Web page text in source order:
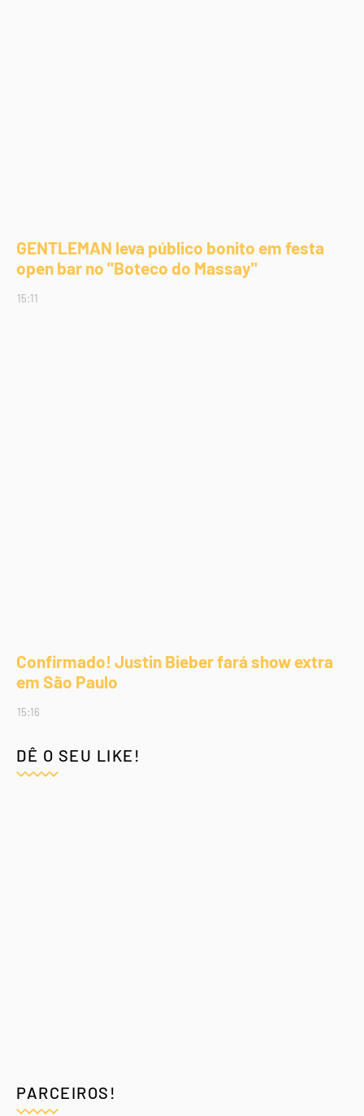
GENTLEMAN leva público bonito em festa
open bar no "Boteco do Massay"
15:11
Confirmado! Justin Bieber fará show extra
em São Paulo
15:16
DÊ O SEU LIKE!
PARCEIROS!